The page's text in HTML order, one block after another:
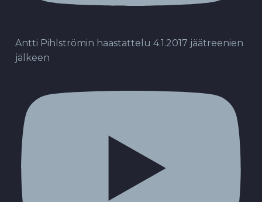
Antti Pihlströmin haastattelu 4.1.2017 jäätreenien
jälkeen